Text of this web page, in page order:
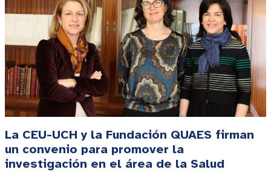
La CEU-UCH y la Fundación QUAES firman
un convenio para promover la
investigación en el área de la Salud